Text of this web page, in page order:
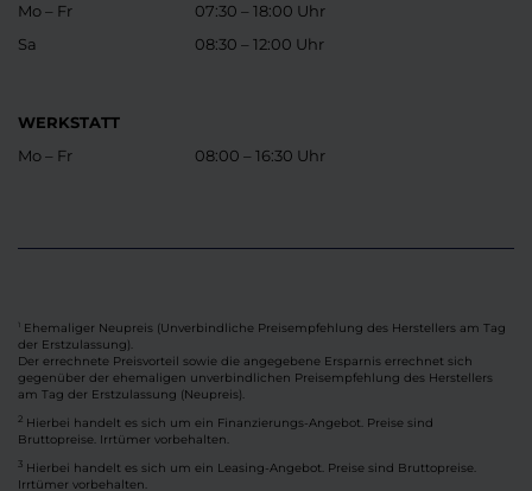
Mo – Fr
Sa
07:30 – 18:00 Uhr
08:30 – 12:00 Uhr
WERKSTATT
Mo – Fr
08:00 – 16:30 Uhr
Ehemaliger Neupreis (Unverbindliche Preisempfehlung des Herstellers am Tag
der Erstzulassung).
Der errechnete Preisvorteil sowie die angegebene Ersparnis errechnet sich
gegenüber der ehemaligen unverbindlichen Preisempfehlung des Herstellers
am Tag der Erstzulassung (Neupreis).
2 Hierbei handelt es sich um ein Finanzierungs-Angebot. Preise sind
Bruttopreise. Irrtümer vorbehalten.
3 Hierbei handelt es sich um ein Leasing-Angebot. Preise sind Bruttopreise.
Irrtümer vorbehalten.